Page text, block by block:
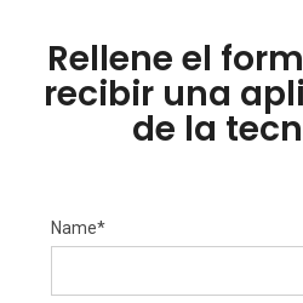
Rellene el
recibir una
de la
Name*